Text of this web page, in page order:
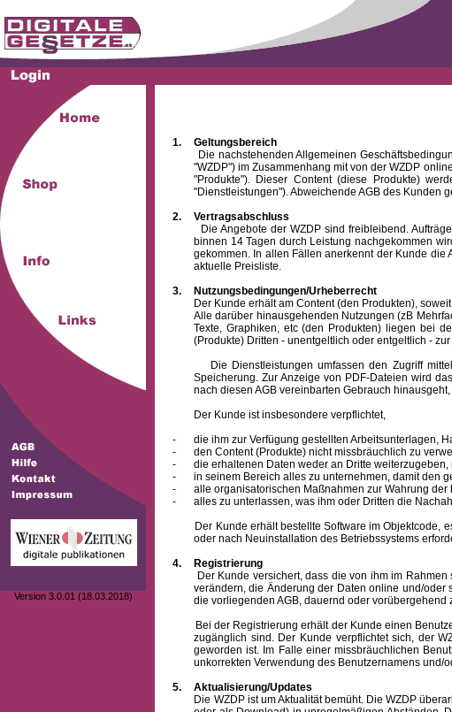
Version 3.0.01 (18.03.2018)
1.
Geltungsbereich
Die nachstehenden Allgemeinen
"WZDP") im Zusammenhang mit von der WZDP
"Produkte"). Dieser Content (diese Produkte)
"Dienstleistungen"). Abweichende AGB des Kunden
2.
Vertragsabschluss
Die Angebote der WZDP sind freibleibend. Aufträge
binnen 14 Tagen durch Leistung nachgekommen
gekommen. In allen Fällen anerkennt der Kunde die
aktuelle Preisliste.
3.
Nutzungsbedingungen/Urheberrecht
Der Kunde erhält am Content (den Produkten), soweit
Alle darüber hinausgehenden Nutzungen (zB
Texte, Graphiken, etc (den Produkten) liegen bei
(Produkte) Dritten - unentgeltlich oder entgeltlich -
Die Dienstleistungen umfassen den Zugriff mittels
Speicherung. Zur Anzeige von PDF-Dateien wird
nach diesen AGB vereinbarten Gebrauch hinausgeht,
Der Kunde ist insbesondere verpflichtet,
-
die ihm zur Verfügung gestellten Arbeitsunterlagen,
-
den Content (Produkte) nicht missbräuchlich zu
-
die erhaltenen Daten weder an Dritte
-
in seinem Bereich alles zu unternehmen, damit den
-
alle organisatorischen Maßnahmen zur Wahrung
-
alles zu unterlassen, was ihm oder Dritten die
Der Kunde erhält bestellte Software im Objektcode, es
oder nach Neuinstallation des Betriebssystems
4.
Registrierung
Der Kunde versichert, dass die von ihm im
verändern, die Änderung der Daten online und/oder
die vorliegenden AGB, dauernd oder vorübergehend
Bei der Registrierung erhält der Kunde einen
zugänglich sind. Der Kunde verpflichtet sich, der
geworden ist. Im Falle einer missbräuchlichen
unkorrekten Verwendung des Benutzernamens und/
5.
Aktualisierung/Updates
Die WZDP ist um Aktualität bemüht. Die WZDP